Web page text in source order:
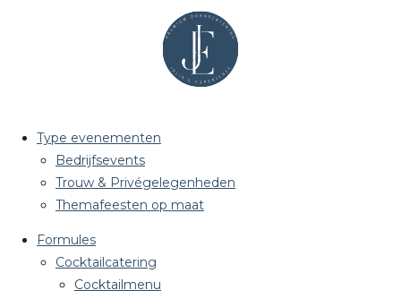
Type evenementen
Bedrijfsevents
Trouw & Privégelegenheden
Themafeesten op maat
Formules
Cocktailcatering
Cocktailmenu